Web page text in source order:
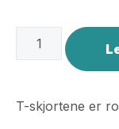
T-skjortene er